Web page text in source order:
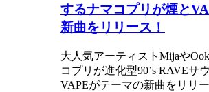
するナマコプリが煙と
新曲をリリース！
大人気アーティストMijaや
コプリが進化型90’s RAVEサ
VAPEがテーマの新曲をリリ